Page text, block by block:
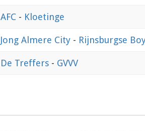
AFC - Kloetinge
Jong Almere City - Rijnsburgse
De Treffers - GVVV